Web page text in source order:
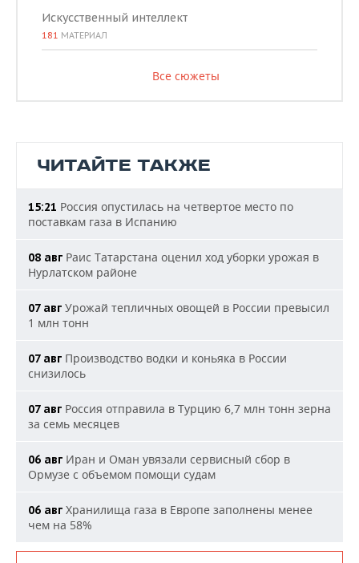
Искусственный интеллект
181 МАТЕРИАЛ
Все сюжеты
ЧИТАЙТЕ ТАКЖЕ
15:21 Россия опустилась на четвертое место по
поставкам газа в Испанию
08 авг Раис Татарстана оценил ход уборки урожая в
Нурлатском районе
07 авг Урожай тепличных овощей в России превысил
1 млн тонн
07 авг Производство водки и коньяка в России
снизилось
07 авг Россия отправила в Турцию 6,7 млн тонн зерна
за семь месяцев
06 авг Иран и Оман увязали сервисный сбор в
Ормузе с объемом помощи судам
06 авг Хранилища газа в Европе заполнены менее
чем на 58%